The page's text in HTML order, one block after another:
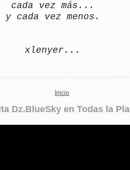
cada vez más...
y cada vez menos.
xlenyer...
Inicio
Dz.BlueSky en Todas la